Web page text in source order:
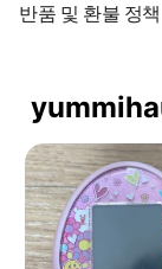
반품 및 환불 정책